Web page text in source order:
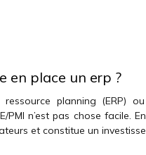
en place un erp ?
ressource planning (ERP)
PMI n’est pas chose facile.
et constitue un